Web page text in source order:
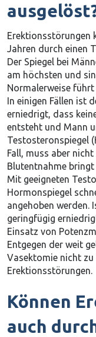
Erektionsstörungen
Jahren durch einen
Der Spiegel bei
am höchsten und
Normalerweise führt
In einigen Fällen ist
erniedrigt, dass
entsteht und Mann
Testosteronspiegel
Fall, muss aber
Blutentnahme
Mit geeigneten
Hormonspiegel
angehoben werden.
geringfügig
Einsatz von
Entgegen der weit
Vasektomie nicht
Erektionsstörungen.
Können
auch